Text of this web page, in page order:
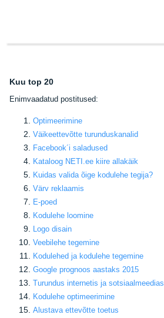
Kuu top 20
Enimvaadatud postitused:
Optimeerimine
Väikeettevõtte turunduskanalid
Facebook´i saladused
Kataloog NETI.ee kiire allakäik
Kuidas valida õige kodulehe tegija?
Värv reklaamis
E-poed
Kodulehe loomine
Logo disain
Veebilehe tegemine
Kodulehed ja kodulehe tegemine
Google prognoos aastaks 2015
Turundus internetis ja sotsiaalmeedias
Kodulehe optimeerimine
Alustava ettevõtte toetus